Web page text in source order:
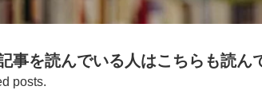
事を読んでいる人はこちらも読ん
posts.